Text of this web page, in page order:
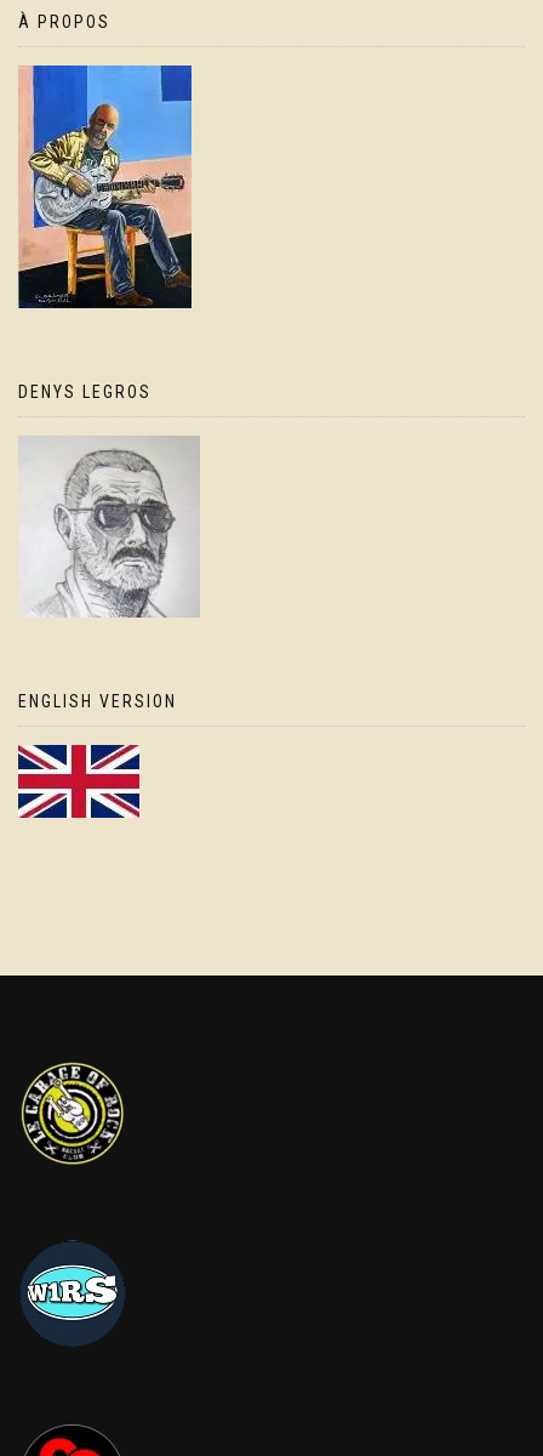
À PROPOS
DENYS LEGROS
ENGLISH VERSION